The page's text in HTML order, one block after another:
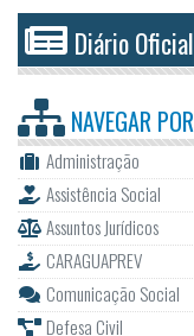
Diário Oficial
NAVEGAR POR
Administração
Assistência Social
Assuntos Jurídicos
CARAGUAPREV
Comunicação Social
Defesa Civil